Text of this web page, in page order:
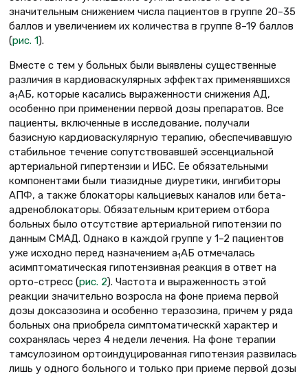
значительным снижением числа пациентов в группе 20–35
баллов и увеличением их количества в группе 8–19 баллов
(рис. 1).
Вместе с тем у больных были выявлены существенные
различия в кардиоваскулярных эффектах применявшихся
a1АБ, которые касались выраженности снижения АД,
особенно при применении первой дозы препаратов. Все
пациенты, включенные в исследование, получали
базисную кардиоваскулярную терапию, обеспечивавшую
стабильное течение сопутствовавшей эссенциальной
артериальной гипертензии и ИБС. Ее обязательными
компонентами были тиазидные диуретики, ингибиторы
АПФ, а также блокаторы кальциевых каналов или бета-
адреноблокаторы. Обязательным критерием отбора
больных было отсутствие артериальной гипотензии по
данным СМАД. Однако в каждой группе у 1–2 пациентов
уже исходно перед назначением a1АБ отмечалась
асимптоматическая гипотензивная реакция в ответ на
орто-стресс (рис. 2). Частота и выраженность этой
реакции значительно возросла на фоне приема первой
дозы доксазозина и особенно теразозина, причем у ряда
больных она приобрела симптоматическкй характер и
сохранялась через 4 недели лечения. На фоне терапии
тамсулозином ортоиндуцированная гипотензия развилась
лишь у одного больного и только при приеме первой дозы